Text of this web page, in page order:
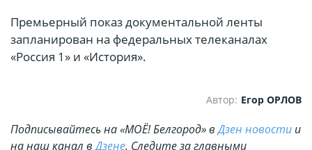
Премьерный показ документальной ленты
запланирован на федеральных телеканалах
«Россия 1» и «История».
Автор: Егор ОРЛОВ
Подписывайтесь на «МОЁ! Белгород» вДзен новости и
на наш канал вДзене. Cледите за главными